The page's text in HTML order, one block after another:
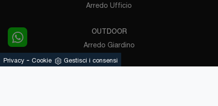
Arredo Ufficio
OUTDOOR
Arredo Giardino
Pergole
Privacy - Cookie Gestisci i consensi